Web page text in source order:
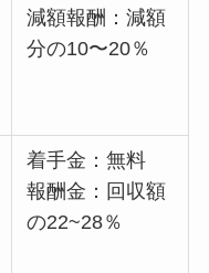
減額報酬：減額
分の10〜20％
着手金：無料
報酬金：回収額
の22~28％